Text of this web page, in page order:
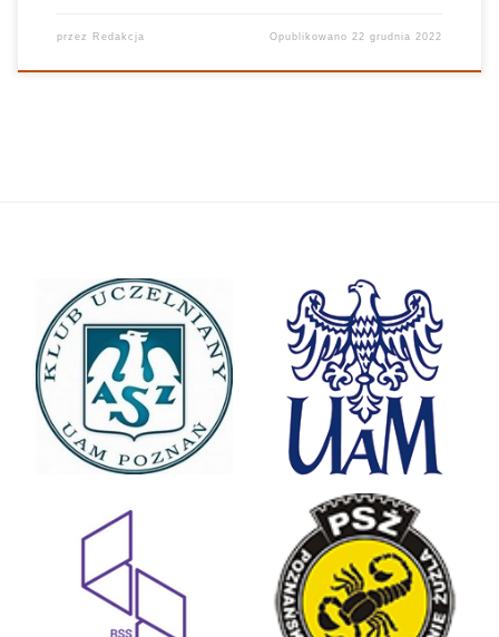
przez Redakcja Opublikowano 22 grudnia 2022